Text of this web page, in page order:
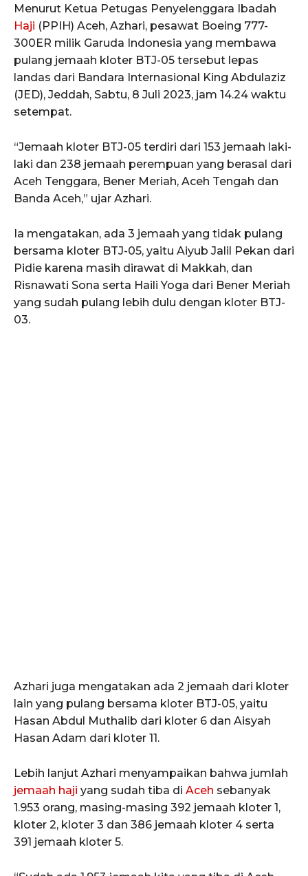
ACEHKINI.ID
Situs Berita Aceh Terkini
Menurut Ketua Petugas Penyelenggara Ibadah
Haji (PPIH) Aceh, Azhari, pesawat Boeing 777-
300ER milik Garuda Indonesia yang membawa
pulang jemaah kloter BTJ-05 tersebut lepas
landas dari Bandara Internasional King Abdulaziz
(JED), Jeddah, Sabtu, 8 Juli 2023, jam 14.24 waktu
setempat.
“Jemaah kloter BTJ-05 terdiri dari 153 jemaah laki-
laki dan 238 jemaah perempuan yang berasal dari
Aceh Tenggara, Bener Meriah, Aceh Tengah dan
Banda Aceh,” ujar Azhari.
Ia mengatakan, ada 3 jemaah yang tidak pulang
bersama kloter BTJ-05, yaitu Aiyub Jalil Pekan dari
Pidie karena masih dirawat di Makkah, dan
Risnawati Sona serta Haili Yoga dari Bener Meriah
yang sudah pulang lebih dulu dengan kloter BTJ-
03.
Azhari juga mengatakan ada 2 jemaah dari kloter
lain yang pulang bersama kloter BTJ-05, yaitu
Hasan Abdul Muthalib dari kloter 6 dan Aisyah
Hasan Adam dari kloter 11.
Lebih lanjut Azhari menyampaikan bahwa jumlah
jemaah haji yang sudah tiba di Aceh sebanyak
1.953 orang, masing-masing 392 jemaah kloter 1,
kloter 2, kloter 3 dan 386 jemaah kloter 4 serta
391 jemaah kloter 5.